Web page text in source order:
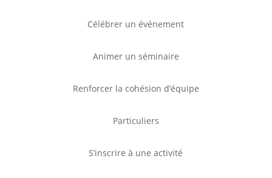
Célébrer un événement
Animer un séminaire
Renforcer la cohésion d’équipe
Particuliers
S’inscrire à une activité